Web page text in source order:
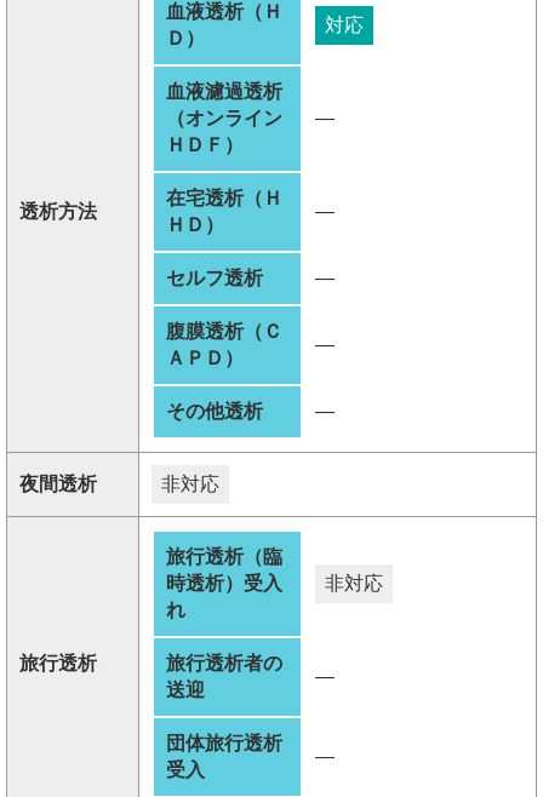
透析方法
血液透析（Ｈ
Ｄ）
対応
血液濾過透析
（オンライン
ＨＤＦ）
―
在宅透析（Ｈ
ＨＤ）
―
セルフ透析 ―
腹膜透析（Ｃ
ＡＰＤ）
―
その他透析 ―
夜間透析 非対応
旅行透析
旅行透析（臨
時透析）受入
れ
非対応
旅行透析者の
送迎
―
団体旅行透析
受入
―